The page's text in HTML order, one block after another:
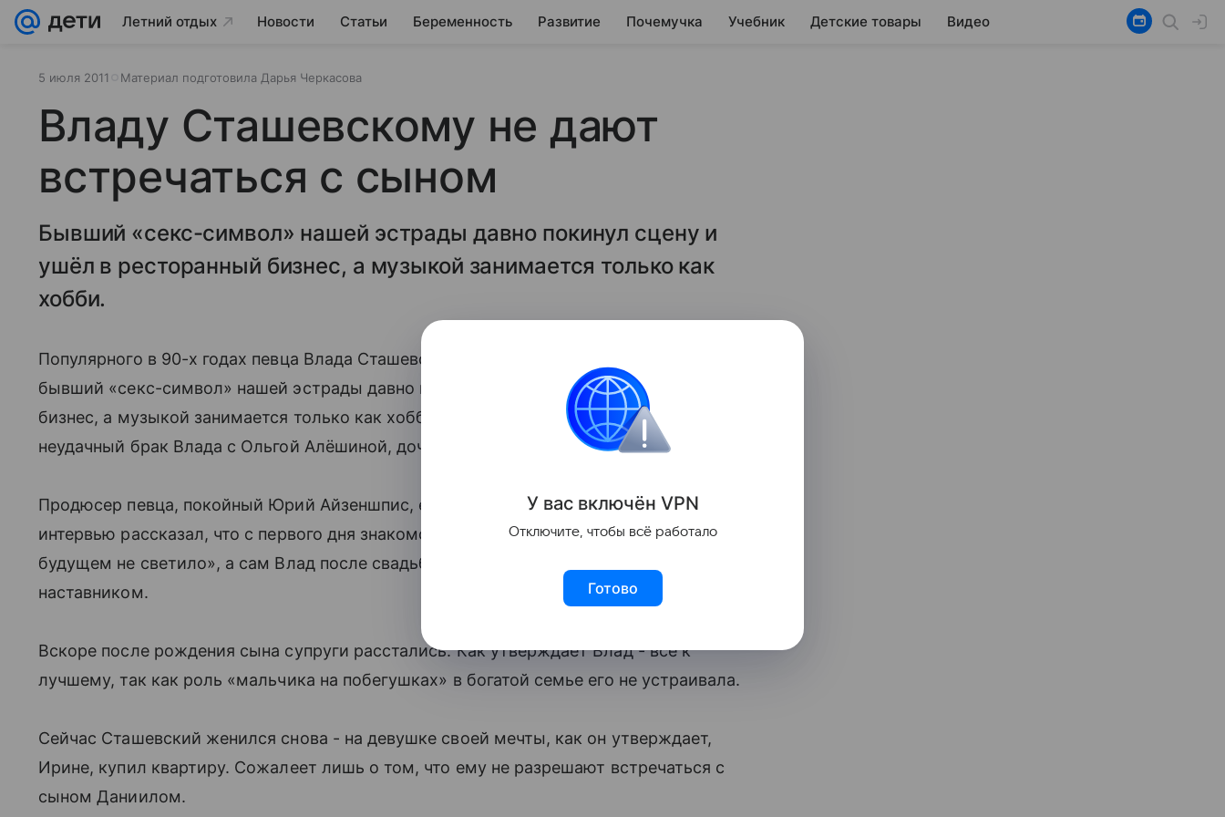
Летний отдых Новости Статьи Беременность Развитие Почемучка Учебник Детские товары Видео
5 июля 2011 Материал подготовила Дарья Черкасова
Владу Сташевскому не дают
встречаться с сыном
Бывший «секс-символ» нашей эстрады давно покинул сцену и
ушёл в ресторанный бизнес, а музыкой занимается только как
хобби.
Популярного в 90-х годах певца Влада Сташевского сейчас уже мало кто вспомнит:
бывший «секс-символ» нашей эстрады давно покинул сцену и ушёл в ресторанный
бизнес, а музыкой занимается только как хобби. Причиной этого, как считают, стал
неудачный брак Влада с Ольгой Алёшиной, дочерью миллионера.
Продюсер певца, покойный Юрий Айзеншпис, еще в те времена в многочисленных
интервью рассказал, что с первого дня знакомства этой паре «ничего хорошего в
будущем не светило», а сам Влад после свадьбы перестал общаться со своим
наставником.
Вскоре после рождения сына супруги расстались. Как утверждает Влад - всё к
лучшему, так как роль «мальчика на побегушках» в богатой семье его не устраивала.
Сейчас Сташевский женился снова - на девушке своей мечты, как он утверждает,
Ирине, купил квартиру. Сожалеет лишь о том, что ему не разрешают встречаться с
сыном Даниилом.
У вас включён VPN
Отключите, чтобы всё работало
Готово